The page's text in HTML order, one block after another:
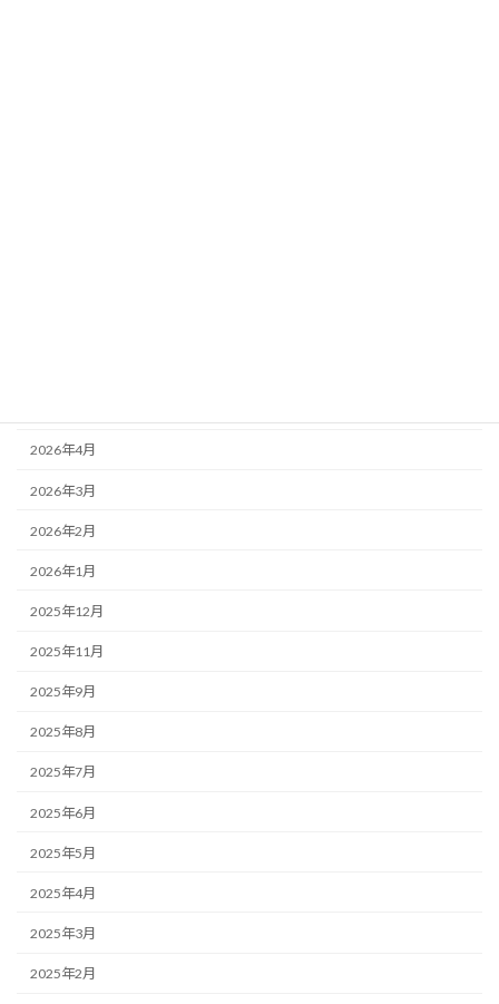
2026年4月
2026年3月
2026年2月
2026年1月
2025年12月
2025年11月
2025年9月
2025年8月
2025年7月
2025年6月
2025年5月
2025年4月
2025年3月
2025年2月